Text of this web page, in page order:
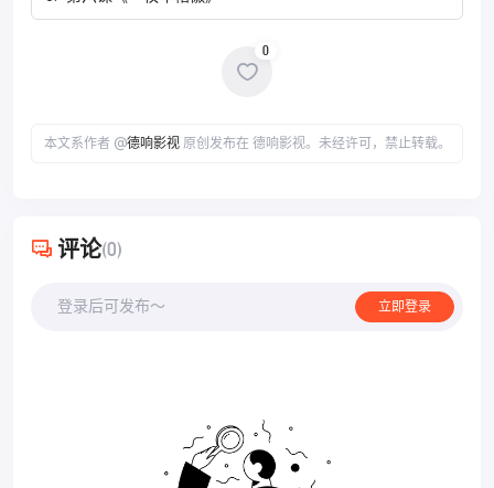
0
本文系作者 @德响影视原创发布在 德响影视。未经许可，禁止转载。
评论(0)
登录后可发布～ 立即登录